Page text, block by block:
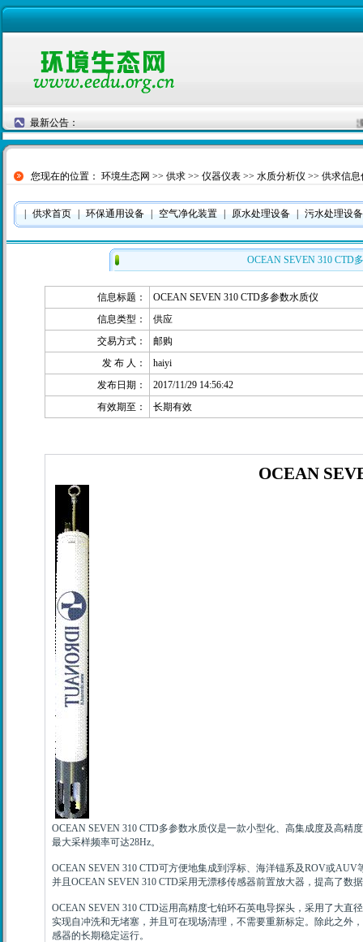
最新公告：
您现在的位置： 环境生态网 >> 供求 >> 仪器仪表 >> 水质分析仪 >> 供求信息
供求首页 环保通用设备 空气净化装置 原水处理设备 污水处理设备
OCEAN SEVEN 310 CTD
信息标题：
OCEAN SEVEN 310 CTD多参数水质仪
信息类型：
供应
交易方式：
邮购
发 布 人：
haiyi
发布日期：
2017/11/29 14:56:42
有效期至：
长期有效
OCEAN
OCEAN SEVEN 310 CTD多参数水质仪是一款小型化、高集成度及高精
最大采样频率可达28Hz。
OCEAN SEVEN 310 CTD可方便地集成到浮标、海洋锚系及ROV或AUV
并且 OCEAN SEVEN 310 CTD采用无漂移传感器前置放大器，提高了数
OCEAN SEVEN 310 CTD运用高精度七铂环石英电导探头，采用了大直
实现自冲洗和无堵塞，并且可在现场清理，不需要重新标定。除此之外
感器的长期稳定运行。